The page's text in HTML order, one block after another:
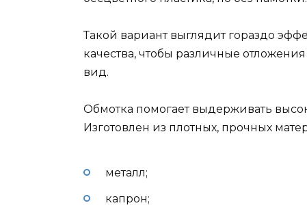
Такой вариант выглядит гораздо
качества, чтобы различные
вид.
Обмотка помогает выдерживать
Изготовлен из плотных, прочных
металл;
капрон;